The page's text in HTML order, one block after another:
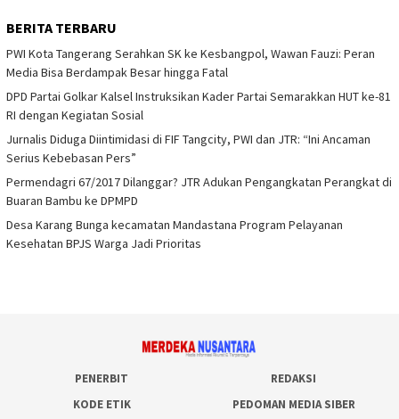
BERITA TERBARU
PWI Kota Tangerang Serahkan SK ke Kesbangpol, Wawan Fauzi: Peran
Media Bisa Berdampak Besar hingga Fatal
DPD Partai Golkar Kalsel Instruksikan Kader Partai Semarakkan HUT ke-81
RI dengan Kegiatan Sosial
Jurnalis Diduga Diintimidasi di FIF Tangcity, PWI dan JTR: “Ini Ancaman
Serius Kebebasan Pers”
Permendagri 67/2017 Dilanggar? JTR Adukan Pengangkatan Perangkat di
Buaran Bambu ke DPMPD
Desa Karang Bunga kecamatan Mandastana Program Pelayanan
Kesehatan BPJS Warga Jadi Prioritas
PENERBIT
REDAKSI
KODE ETIK
PEDOMAN MEDIA SIBER